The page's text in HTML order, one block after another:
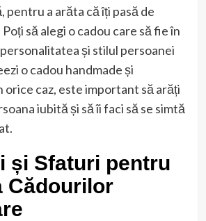
pentru a arăta că îți pasă de
să alegi o cadou care să fie în
și stilul persoanei
o cadou handmade și
orice caz, este important să arăți
iubită și să îi faci să se simtă
și Sfaturi pentru
Cădourilor